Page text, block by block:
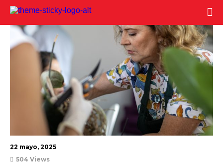
22 mayo, 2025
504 Views